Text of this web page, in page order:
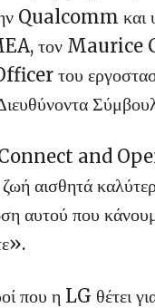
Qualcomm και
τον Maurice
του
and Open”
ζωή αισθητά
αυτού που
που η LG θέτει